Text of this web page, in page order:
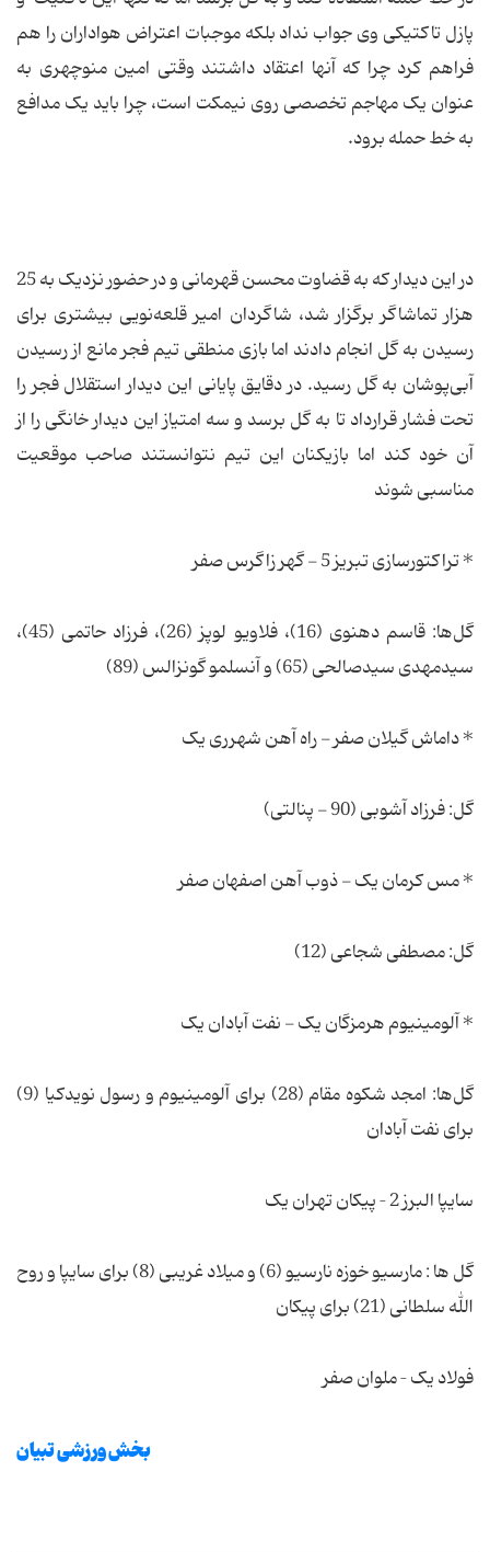
پازل تاکتیکی وی جواب نداد بلکه موجبات اعتراض هواداران را هم
فراهم کرد چرا که آنها اعتقاد داشتند وقتی امین منوچهری به
عنوان یک مهاجم تخصصی روی نیمکت است، چرا باید یک مدافع
به خط حمله برود.
در این دیدار که به قضاوت محسن قهرمانی و در حضور نزدیک به 25
هزار تماشاگر برگزار شد، شاگردان امیر قلعه‌نویی بیشتری برای
رسیدن به گل انجام دادند اما بازی منطقی تیم فجر مانع از رسیدن
آبی‌پوشان به گل رسید. در دقایق پایانی این دیدار استقلال فجر را
تحت فشار قرارداد تا به گل برسد و سه امتیاز این دیدار خانگی را از
آن خود کند اما بازیکنان این تیم نتوانستند صاحب موقعیت
مناسبی شوند
* تراکتورسازی تبریز 5 - گهر زاگرس صفر
گل‌ها: قاسم دهنوی (16)، فلاویو لوپز (26)، فرزاد حاتمی (45)،
سیدمهدی سیدصالحی (65) و آنسلمو گونزالس (89)
* داماش گیلان صفر - راه آهن شهرری یک
گل: فرزاد آشوبی (90 - پنالتی)
* مس کرمان یک - ذوب آهن اصفهان صفر
گل: مصطفی شجاعی (12)
* آلومینیوم هرمزگان یک - نفت آبادان یک
گل‌ها: امجد شکوه مقام (28) برای آلومینیوم و رسول نویدکیا (9)
برای نفت آبادان
سایپا البرز 2 – پیکان تهران یک
گل ها : مارسیو خوزه نارسیو (6) و میلاد غریبی (8) برای سایپا و روح
الله سلطانی (21) برای پیکان
فولاد یک – ملوان صفر
بخش ورزشی تبیان